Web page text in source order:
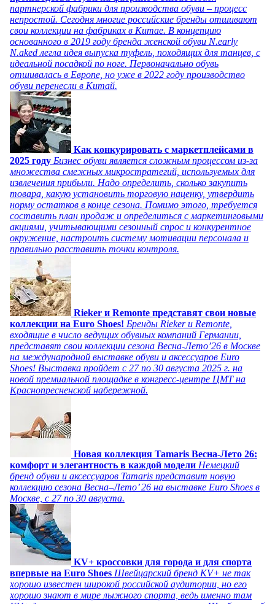
партнерской фабрики для производства обуви – процесс
непростой. Сегодня многие российские бренды отшивают
свои коллекции на фабриках в Китае. В концепцию
основанного в 2019 году бренда женской обуви N.early
N.aked легла идея выпуска туфель, походящих для танцев, с
идеальной посадкой по ноге. Первоначально обувь
отшивалась в Европе, но уже в 2022 году производство
обуви перенесли в Китай.
Как конкурировать с маркетплейсами в
2025 году Бизнес обуви является сложным процессом из-за
множества смежных микростратегий, используемых для
извлечения прибыли. Надо определить, сколько закупить
товара, какую установить торговую наценку, утвердить
норму остатков в конце сезона. Помимо этого, требуется
составить план продаж и определиться с маркетинговыми
акциями, учитывающими сезонный спрос и конкурентное
окружение, настроить систему мотивации персонала и
правильно расставить точки контроля.
Rieker и Remonte представят свои новые
коллекции на Euro Shoes! Бренды Rieker и Remonte,
входящие в число ведущих обувных компаний Германии,
представят свои коллекции сезона Весна-Лето’26 в Москве
на международной выставке обуви и аксессуаров Euro
Shoes! Выставка пройдет c 27 по 30 августа 2025 г. на
новой премиальной площадке в конгресс-центре ЦМТ на
Краснопресненской набережной.
Новая коллекция Tamaris Весна-Лето 26:
комфорт и элегантность в каждой модели Немецкий
бренд обуви и аксессуаров Tamaris представит новую
коллекцию сезона Весна–Лето’ 26 на выставке Euro Shoes в
Москве, с 27 по 30 августа.
KV+ кроссовки для города и для спорта
впервые на Euro Shoes Швейцарский бренд KV+ не так
хорошо известен широкой российской аудитории, но его
хорошо знают в мире лыжного спорта, ведь именно там